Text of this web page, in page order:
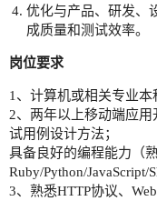
优化与产品、研发、
成质量和测试效率。
岗位要求
1、计算机或相关专业本
2、两年以上移动端应
试用例设计方法；
具备良好的编程能力（
Ruby/Python/JavaScript/
3、熟悉HTTP协议、